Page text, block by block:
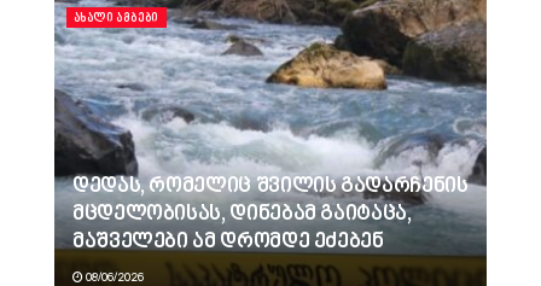
ᲐᲮᲐᲚᲘ ᲐᲛᲑᲔᲑᲘ
დედას, რომელიც შვილის გადარჩენის
მცდელობისას, დინებამ გაიტაცა,
მაშველები ამ დრომდე ეძებენ
08/06/2026